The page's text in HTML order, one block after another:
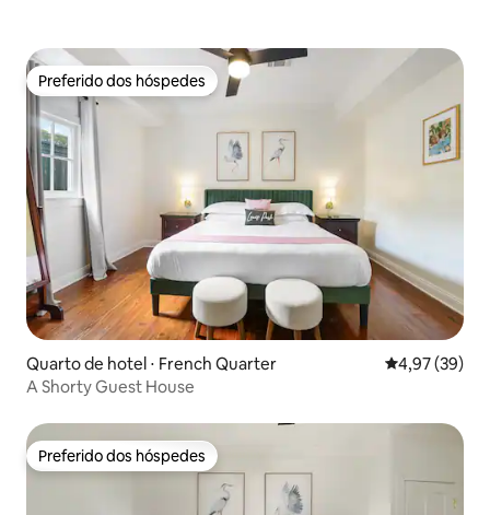
Preferido dos hóspedes
Preferido dos hóspedes
Quarto de hotel ⋅ French Quarter 4,97 de uma
4,97 (39)
A Shorty Guest House
Preferido dos hóspedes
Preferido dos hóspedes